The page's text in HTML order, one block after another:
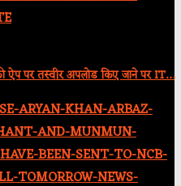
ऐप पर तस्वीर अपलोड किए जाने पर IT…